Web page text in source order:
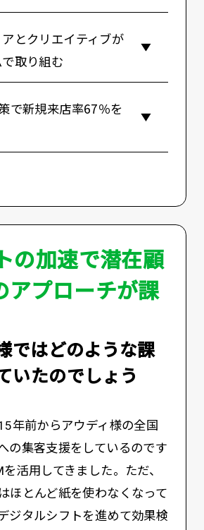
とクリエイティブが
取り組む
で新規来店率67％を
の加速で潜在顧
アプローチが課
様ではどのような課
いたのでしょう
年前からアウディ様の全国
の集客支援をしているのです
活用してきました。ただ、
ほとんど紙を使わなくなって
ジタルシフトを進めて効果検